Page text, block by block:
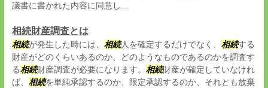
議書に書かれた内容に同意し...
相続財産調査とは
相続が発生した時には、 相続人を確定するだけでなく、 相続する
財産がどのくらいあるのか、どのようなものであるのかを調査す
る相続財産調査が必要になります。 相続財産が確定していなけれ
ば、 相続を単純承認するのか、限定承認するのか、それとも放棄